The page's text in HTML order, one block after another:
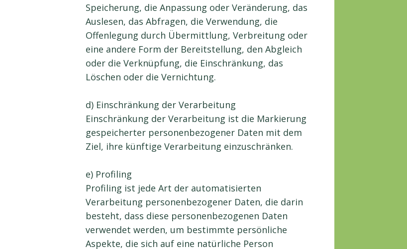
Speicherung, die Anpassung oder Veränderung, das
Auslesen, das Abfragen, die Verwendung, die
Offenlegung durch Übermittlung, Verbreitung oder
eine andere Form der Bereitstellung, den Abgleich
oder die Verknüpfung, die Einschränkung, das
Löschen oder die Vernichtung.
d) Einschränkung der Verarbeitung
Einschränkung der Verarbeitung ist die Markierung
gespeicherter personenbezogener Daten mit dem
Ziel, ihre künftige Verarbeitung einzuschränken.
e) Profiling
Profiling ist jede Art der automatisierten
Verarbeitung personenbezogener Daten, die darin
besteht, dass diese personenbezogenen Daten
verwendet werden, um bestimmte persönliche
Aspekte, die sich auf eine natürliche Person